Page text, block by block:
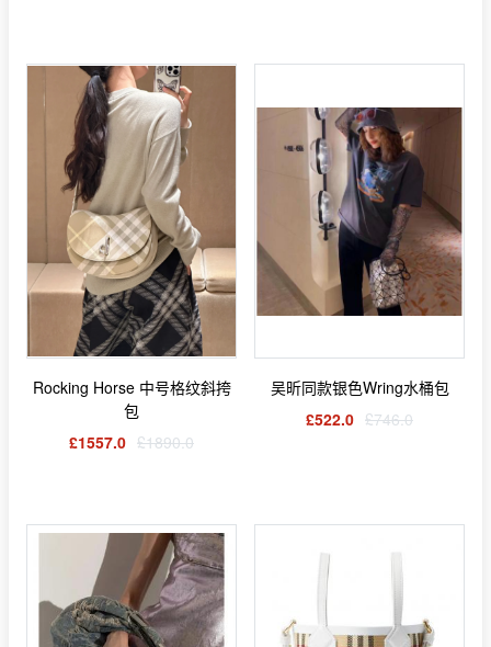
Rocking Horse 中号格纹斜挎
包
£1557.0 £1890.0
吴昕同款银色Wring水桶包
£522.0 £746.0